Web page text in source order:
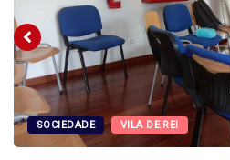
SOCIEDADE VILA DE REI